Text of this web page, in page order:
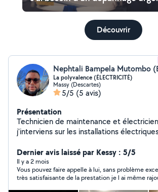
Découvrir
La polyvalence (ÉLECTRICITÉ)
Massy (Descartes)
5/5 (5 avis)
Présentation
Technicien de maintenance et
j'interviens sur les installations
dépannages techniques. Autonome et
m'adapte à différents environnements
bâtiment, sites techniques). Le
véritable atout, me permettant d'assurer
Dernier avis laissé par Kessy : 5/5
Il y a 2 mois
Vous pouvez faire appelle à lui, sans problème
très satisfaisante de la prestation je l ai même